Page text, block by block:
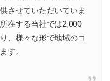
させていただいていま
在する当社では2,000
、様々な形で地域のコ
す。